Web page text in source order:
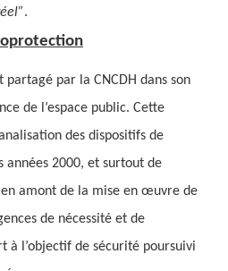
.
par la CNCDH dans son
de l’espace public. Cette
des dispositifs de
années 2000, et surtout de
en amont de la mise en œuvre de
de nécessité et de
à l’objectif de sécurité poursuivi